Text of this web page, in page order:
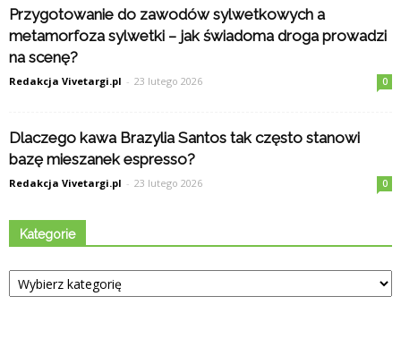
Przygotowanie do zawodów sylwetkowych a
metamorfoza sylwetki – jak świadoma droga prowadzi
na scenę?
Redakcja Vivetargi.pl - 23 lutego 2026 0
Dlaczego kawa Brazylia Santos tak często stanowi
bazę mieszanek espresso?
Redakcja Vivetargi.pl - 23 lutego 2026 0
Kategorie
Kategorie